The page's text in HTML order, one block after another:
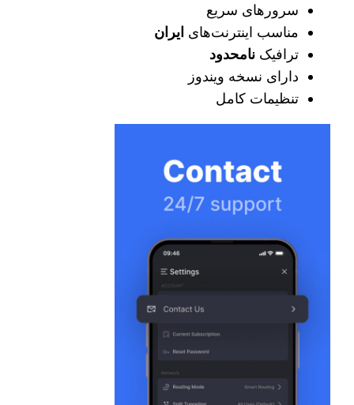
سرورهای سریع
مناسب اینترنت‌های ایران
ترافیکنامحدود
دارای نسخه ویندوز
تنظیمات کامل